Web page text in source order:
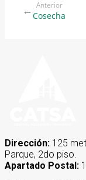
← Anterior
Cosecha
Dirección: 125
Parque, 2do piso.
Apartado Postal: